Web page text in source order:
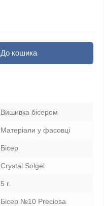
До кошика
Вишивка бісером
Матеріали у фасовці
Бісер
Crystal Solgel
5 г.
Бісер №10 Preciosa